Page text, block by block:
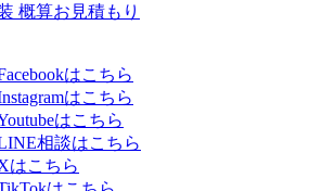
概算お見積もり